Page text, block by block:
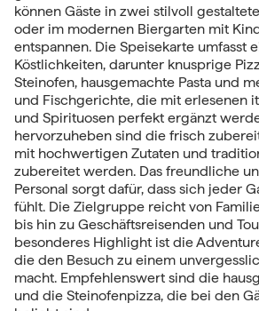
können Gäste in zwei stilvoll
oder im modernen Biergarten mit
entspannen. Die Speisekarte umfasst
Köstlichkeiten, darunter knusprige
Steinofen, hausgemachte Pasta und
und Fischgerichte, die mit erlesenen
und Spirituosen perfekt ergänzt
hervorzuheben sind die frisch
mit hochwertigen Zutaten und
zubereitet werden. Das freundliche
Personal sorgt dafür, dass sich jeder
fühlt. Die Zielgruppe reicht von
bis hin zu Geschäftsreisenden und
besonderes Highlight ist die
die den Besuch zu einem
macht. Empfehlenswert sind die
und die Steinofenpizza, die bei den